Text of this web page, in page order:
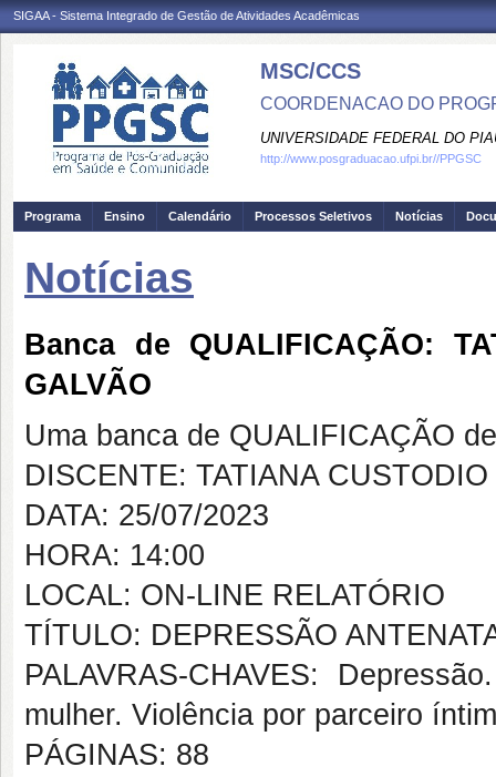
SIGAA - Sistema Integrado de Gestão de Atividades Acadêmicas
MSC/CCS
COORDENACAO DO
UNIVERSIDADE FEDERAL DO
http://www.posgraduacao.ufpi.br//PPGSC
Programa Ensino Calendário Processos Seletivos Notícias
Notícias
Banca de QUALIFICAÇÃO:
GALVÃO
Uma banca de QUALIFICAÇÃO
DISCENTE: TATIANA
DATA: 25/07/2023
HORA: 14:00
LOCAL: ON-LINE RELATÓRIO
TÍTULO: DEPRESSÃO
PALAVRAS-CHAVES:
mulher. Violência por parceiro
PÁGINAS: 88